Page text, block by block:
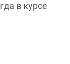
в курсе